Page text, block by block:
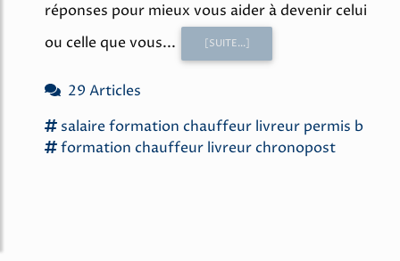
réponses pour mieux vous aider à devenir celui
ou celle que vous...
[SUITE...]
29 Articles
salaireformation chauffeur livreur permis b
formation chauffeur livreurchronopost